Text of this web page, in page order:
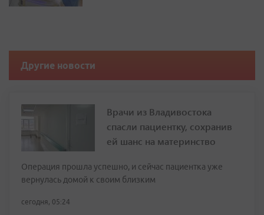
Другие новости
Врачи из Владивостока
спасли пациентку, сохранив
ей шанс на материнство
Операция прошла успешно, и сейчас пациентка уже
вернулась домой к своим близким
сегодня, 05:24